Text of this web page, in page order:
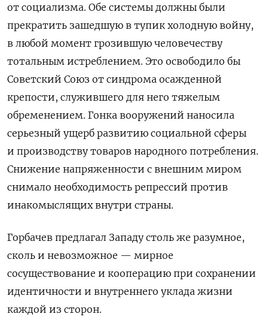
от социализма. Обе системы должны были
прекратить зашедшую в тупик холодную войну,
в любой момент грозившую человечеству
тотальным истреблением. Это освободило бы
Советский Союз от синдрома осажденной
крепости, служившего для него тяжелым
обременением. Гонка вооружений наносила
серьезный ущерб развитию социальной сферы
и производству товаров народного потребления.
Снижение напряженности с внешним миром
снимало необходимость репрессий против
инакомыслящих внутри страны.
Горбачев предлагал Западу столь же разумное,
сколь и невозможное — мирное
сосуществование и кооперацию при сохранении
идентичности и внутреннего уклада жизни
каждой из сторон.